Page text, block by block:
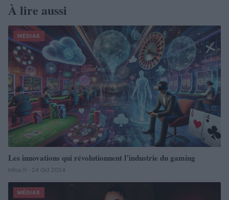
À lire aussi
MÉDIAS
Les innovations qui révolutionnent l’industrie du gaming
Infos.fr · 24 Oct 2024
MÉDIAS